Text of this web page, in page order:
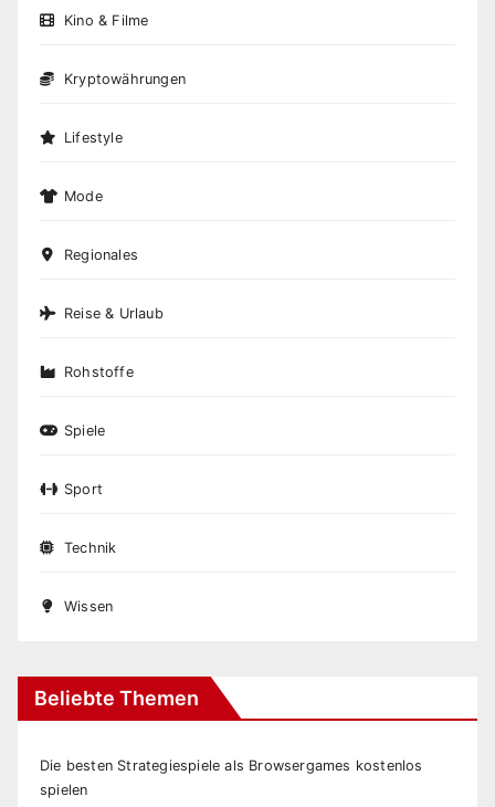
Kino & Filme
Kryptowährungen
Lifestyle
Mode
Regionales
Reise & Urlaub
Rohstoffe
Spiele
Sport
Technik
Wissen
Beliebte Themen
Die besten Strategiespiele als Browsergames kostenlos
spielen